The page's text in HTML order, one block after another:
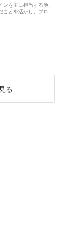
を主に担当する他、
ことを活かし、ブロ…
る